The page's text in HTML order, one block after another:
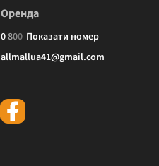
Оренда
0800 Показати номер
allmallua41@gmail.com